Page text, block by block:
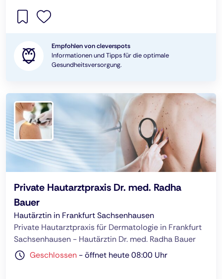
Empfohlen von cleverspots
Informationen und Tipps für die optimale
Gesundheitsversorgung.
Private Hautarztpraxis Dr. med. Radha
Bauer
Hautärztin in Frankfurt Sachsenhausen
Private Hautarztpraxis für Dermatologie in Frankfurt
Sachsenhausen - Hautärztin Dr. med. Radha Bauer
Geschlossen -öffnet heute 08:00 Uhr